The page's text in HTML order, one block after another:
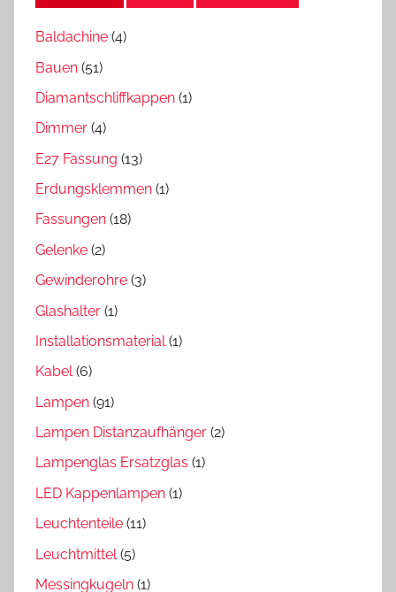
Baldachine (4)
Bauen (51)
Diamantschliffkappen (1)
Dimmer (4)
E27 Fassung (13)
Erdungsklemmen (1)
Fassungen (18)
Gelenke (2)
Gewinderohre (3)
Glashalter (1)
Installationsmaterial(1)
Kabel(6)
Lampen (91)
Lampen Distanzaufhänger (2)
Lampenglas Ersatzglas (1)
LED Kappenlampen (1)
Leuchtenteile (11)
Leuchtmittel (5)
Messingkugeln (1)